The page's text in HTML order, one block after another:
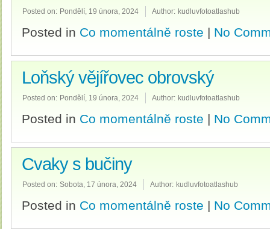
Posted on: Pondělí, 19 února, 2024 Author: kudluvfotoatlashub
Posted in Co momentálně roste | No
Loňský vějířovec obrovský
Posted on: Pondělí, 19 února, 2024 Author: kudluvfotoatlashub
Posted in Co momentálně roste | No
Cvaky s bučiny
Posted on: Sobota, 17 února, 2024 Author: kudluvfotoatlashub
Posted in Co momentálně roste | No